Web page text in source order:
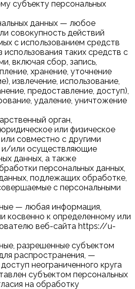
субъекту персональных
данных — любое
совокупность действий
с использованием средств
использования таких средств с
включая сбор, запись,
хранение, уточнение
извлечение, использование,
предоставление, доступ),
удаление, уничтожение
орган,
или физическое
совместно с другими
и/или осуществляющие
данных, а также
персональных данных,
подлежащих обработке,
с персональными
— любая информация,
косвенно к определенному или
веб-сайта https://u-
разрешенные субъектом
распространения, —
неограниченного круга
субъектом персональных
на обработку